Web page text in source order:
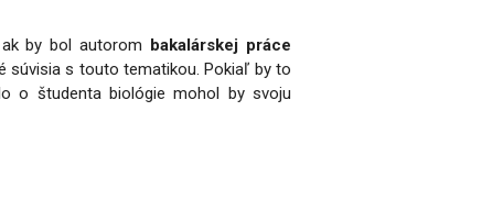
by bol autorom bakalárskej práce
súvisia s touto tematikou. Pokiaľ by to
o študenta biológie mohol by svoju